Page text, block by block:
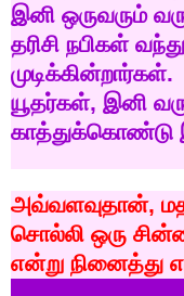
இனி ஒருவரும்
தரிசி நபிகள் வந்து
முடிக்கின்றார்கள்.
யூதர்கள், இனி
காத்துக்கொண்டு
அவ்வளவுதான்,
சொல்லி ஒரு
என்று நினைத்து